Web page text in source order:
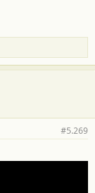
#5.269